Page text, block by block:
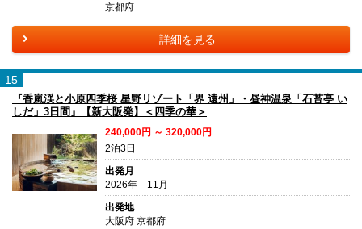
京都府
詳細を見る
15
『香嵐渓と小原四季桜 星野リゾート「界 遠州」・昼神温泉「石苔亭 い
しだ」3日間』【新大阪発】＜四季の華＞
240,000円 ～ 320,000円
2泊3日
出発月
2026年 11月
出発地
大阪府 京都府